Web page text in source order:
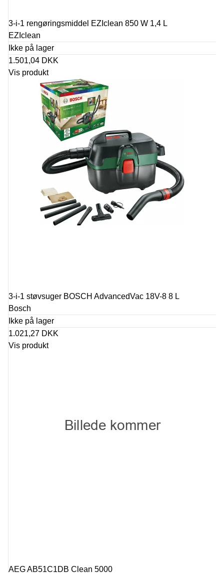
3-i-1 rengøringsmiddel EZIclean 850 W 1,4 L
EZIclean
Ikke på lager
1.501,04 DKK
Vis produkt
3-i-1 støvsuger BOSCH AdvancedVac 18V-8 8 L
Bosch
Ikke på lager
1.021,27 DKK
Vis produkt
AEG AB51C1DB Clean 5000